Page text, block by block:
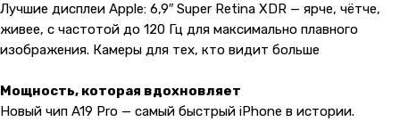
Лучшие дисплеи Apple: 6,9″ Super Retina XDR — ярче, чётче,
живее, с частотой до 120 Гц для максимально плавного
изображения. Камеры для тех, кто видит больше
Мощность, которая вдохновляет
Новый чип A19 Pro — самый быстрый iPhone в истории.